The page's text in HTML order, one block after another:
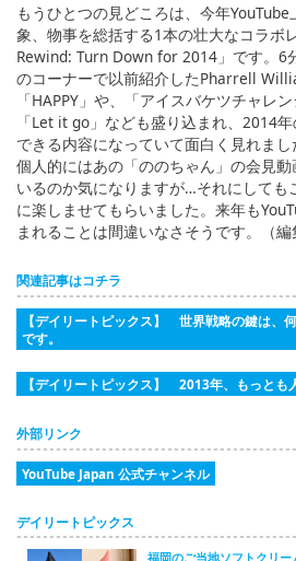
もうひとつの見どころは、今年
象、物事を総括する1本の壮大なコラボ
Rewind: Turn Down for 2014」です。6
のコーナーで以前紹介したPharrell
「HAPPY」や、「アイスバケツチャレ
「Let it go」なども盛り込まれ、2014
できる内容になっていて面白く見れまし
個人的にはあの「ののちゃん」の会見
いるのか気になりますが…それにしても
に楽しませてもらいました。来年も
まれることは間違いなさそうです。（編
関連記事はコチラ
【デイリートピックス】 世界戦略の鍵は、
です。
【デイリートピックス】 2013年、もっとも
外部リンク
YouTube Japan 公式チャンネル
デイリートピックス
福岡のご当地ソフトクリ